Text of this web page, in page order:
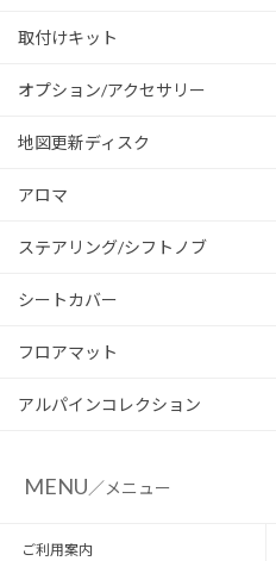
取付けキット
オプション/アクセサリー
地図更新ディスク
アロマ
ステアリング/シフトノブ
シートカバー
フロアマット
アルパインコレクション
MENU／メニュー
ご利用案内